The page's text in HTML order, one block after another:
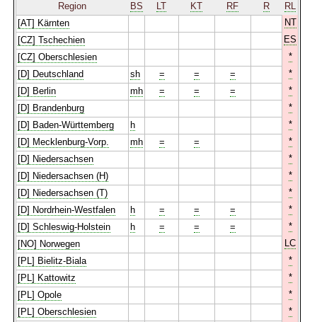
Region
BS LT KT RF R
RL
[AT] Kärnten
NT
[CZ] Tschechien
ES
[CZ] Oberschlesien
*
[D] Deutschland
sh = = =
*
[D] Berlin
mh = = =
*
[D] Brandenburg
*
[D] Baden-Württemberg
h
*
[D] Mecklenburg-Vorp.
mh = =
*
[D] Niedersachsen
*
[D] Niedersachsen (H)
*
[D] Niedersachsen (T)
*
[D] Nordrhein-Westfalen
h = = =
*
[D] Schleswig-Holstein
h = = =
*
[NO] Norwegen
LC
[PL] Bielitz-Biala
*
[PL] Kattowitz
*
[PL] Opole
*
[PL] Oberschlesien
*